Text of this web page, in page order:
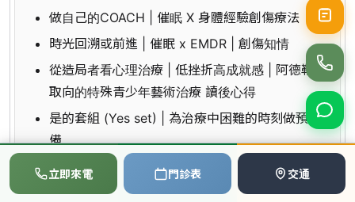
做自己的COACH | 催眠 X 身體經驗創傷療法
時光回溯或前進 | 催眠 x EMDR | 創傷知情
從造局者看心理治療 | 低挫折高成就感 | 阿德勒
取向的特殊青少年藝術治療 讀後心得
是的套組 (Yes set) | 為治療中困難的時刻做預
備
說故事、失憶、工作記憶--重新改寫創傷經驗
搭起與內在小孩的橋樑 | 透過對話或催眠
立即來電 門診表 交通
📞 💬 📅